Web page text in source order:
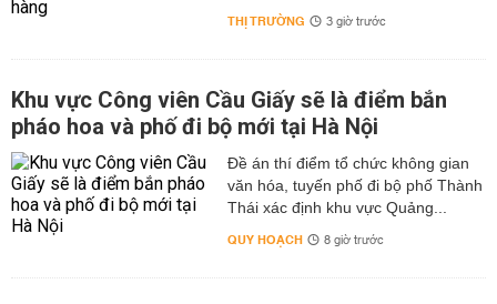
THỊ TRƯỜNG 3 giờ trước
Khu vực Công viên Cầu Giấy sẽ là điểm bắn
pháo hoa và phố đi bộ mới tại Hà Nội
Đề án thí điểm tổ chức không gian
văn hóa, tuyến phố đi bộ phố Thành
Thái xác định khu vực Quảng...
QUY HOẠCH 8 giờ trước